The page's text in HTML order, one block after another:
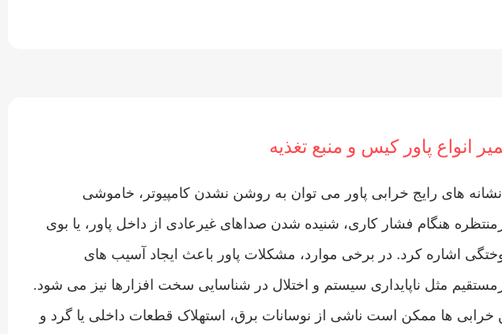
انواع پاور کیس و منبع تغذیه
نشانه‌ های رایج خرابی پاور می‌ توان به روشن نشدن کامپیوتر، خاموشی
هنگام فشار کاری، شنیده شدن صداهای غیرعادی از داخل پاور، یا بوی
اشاره کرد. در برخی موارد، مشکلات پاور باعث ایجاد آسیب‌ های
مثل ناپایداری سیستم و اختلال در شناسایی سخت‌ افزارها نیز می‌ شود.
خرابی‌ ها ممکن است ناشی از نوسانات برق، استهلاک قطعات داخلی یا گرد و